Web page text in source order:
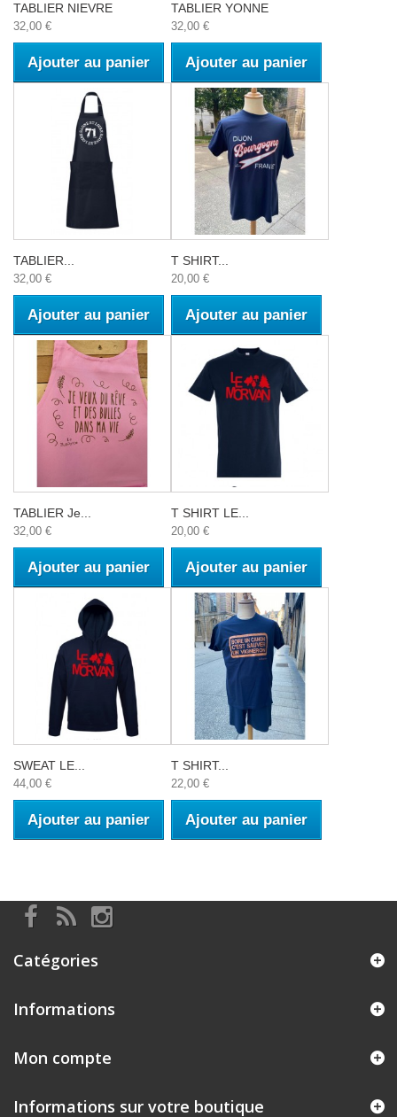
TABLIER NIEVRE
32,00 €
Ajouter au panier
TABLIER YONNE
32,00 €
Ajouter au panier
TABLIER...
32,00 €
Ajouter au panier
T SHIRT...
20,00 €
Ajouter au panier
TABLIER Je...
32,00 €
Ajouter au panier
T SHIRT LE...
20,00 €
Ajouter au panier
SWEAT LE...
44,00 €
Ajouter au panier
T SHIRT...
22,00 €
Ajouter au panier
Catégories
Informations
Mon compte
Informations sur votre boutique